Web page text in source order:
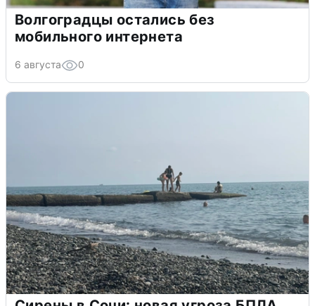
Волгоградцы остались без
мобильного интернета
6 августа 0